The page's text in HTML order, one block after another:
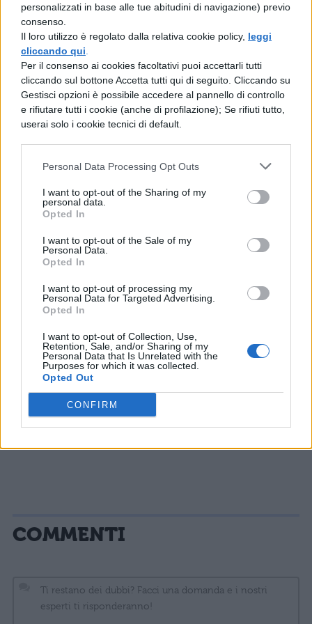
personalizzati in base alle tue abitudini di navigazione) previo
consenso.
Il loro utilizzo è regolato dalla relativa cookie policy, leggi
cliccando qui
Per il consenso ai cookies facoltativi puoi accettarli tutti
cliccando sul bottone Accetta tutti qui di seguito. Cliccando su
Gestisci opzioni è possibile accedere al pannello di controllo
e rifiutare tutti i cookie (anche di profilazione); Se rifiuti tutto,
userai solo i cookie tecnici di default.
Personal Data Processing Opt Outs
I want to opt-out of the Sharing of my
personal data.
Opted In
I want to opt-out of the Sale of my
Personal Data.
Opted In
I want to opt-out of processing my
Personal Data for Targeted Advertising.
Opted In
I want to opt-out of Collection, Use,
Retention, Sale, and/or Sharing of my
Personal Data that Is Unrelated with the
Purposes for which it was collected.
Opted Out
CONFIRM
ricongiunsero al modulo di comando e il24
lugliodopo più di otto giorni nello spazio
tornarono sulla terra.
Attorno a questi eventi, tuttavia, nel corso
degli anni è sorta una diffusa teoria sul
complotto, secondo la quale tutte le
immagini trasmesse non sarebbero che un
primo prototipo delle fake news: l’uomo non
sarebbe mai sbarcato sulla luna. Secondo
alcune di queste ipotesi ci sarebbero dettagli
poco credibili, nonostante dietro la
macchina da presa ci fosse Stanley Kubrick,
ai dettagli. Realtà o Leggenda?
Per approfondire leggi:
Teorie del complotto lunare: prove e
obiezioni
Sbarco sulla Luna: fra leggenda e realtà
COMMENTI